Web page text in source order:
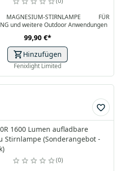
STIRNLAMPE FÜR
und weitere Outdoor Anwendungen
99,90 €*
Hinzufügen
Fenixlight Limited
1600 Lumen aufladbare
Stirnlampe (Sonderangebot -
0